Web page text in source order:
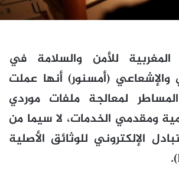
المغربية للأمن والسلامة في
والإشعاعي (أمسنور) أنها عملت
لمعالجة ملفات موردي
ومقدمي الخدمات، لا سيما من
الإلكتروني للوثائق الأصلية